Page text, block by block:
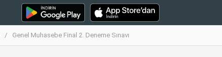
Genel Muhasebe Final 2. Deneme Sınavı